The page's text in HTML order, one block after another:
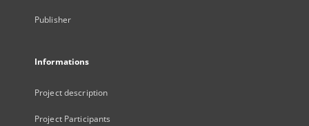
Publisher
Informations
Project description
Project Participants